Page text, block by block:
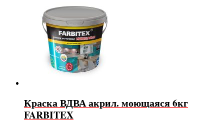
Краска ВДВА акрил. моющаяся 6кг
FARBITEX